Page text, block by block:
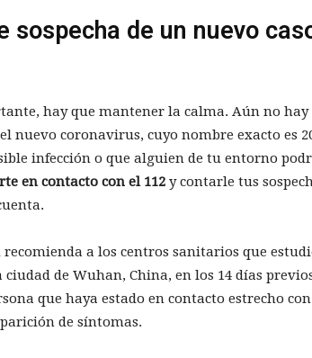
sospecha de un nuevo
hay que mantener la calma. Aún no hay
nuevo coronavirus, cuyo nombre exacto es
infección o que alguien de tu entorno
en contacto con el 112 y contarle tus
a los centros sanitarios que
de Wuhan, China, en los 14 días
que haya estado en contacto estrecho
de síntomas.